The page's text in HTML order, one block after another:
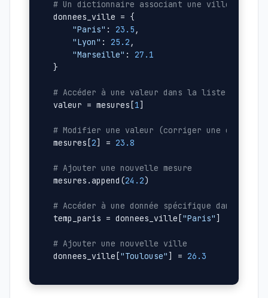
# Un dictionnaire associant une ville à sa
donnees_ville = {
"Paris" : 23.5 ,
"Lyon" : 25.2 ,
"Marseille" : 27.1
}
# Accéder à une valeur dans la liste (index 1
valeur = mesures[1]
# Modifier une valeur (corriger une erreur
mesures[2] = 23.8
# Ajouter une nouvelle mesure
mesures.append(24.2)
# Accéder à une donnée spécifique dans le
temp_paris = donnees_ville["Paris"]
# Ajouter une nouvelle ville
donnees_ville["Toulouse"] = 26.3